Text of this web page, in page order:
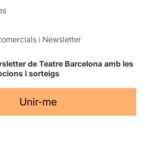
i Newsletter
de Teatre Barcelona amb les
i sorteigs
Unir-me